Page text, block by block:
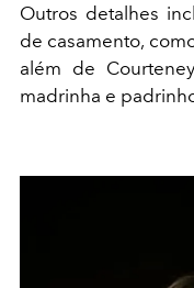
Outros detalhes
de casamento,
além de
madrinha e